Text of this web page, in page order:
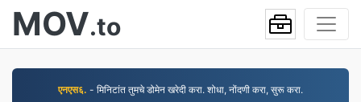
MOV.to
एनएस६. - मिनिटांत तुमचे डोमेन खरेदी करा. शोधा, नोंदणी करा, सुरू करा.